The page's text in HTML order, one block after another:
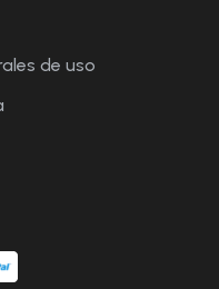
de uso